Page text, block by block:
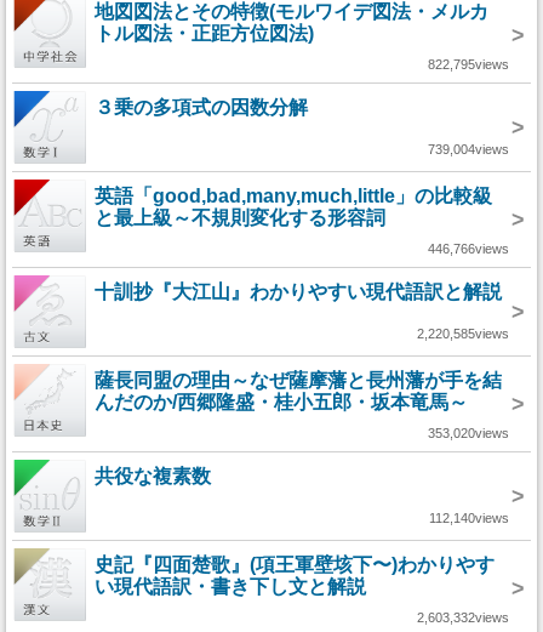
地図図法とその特徴(モルワイデ図法・メルカ
トル図法・正距方位図法)
>
822,795views
３乗の多項式の因数分解
>
739,004views
英語「good,bad,many,much,little」の比較級
と最上級～不規則変化する形容詞
>
446,766views
十訓抄『大江山』わかりやすい現代語訳と解説
>
2,220,585views
薩長同盟の理由～なぜ薩摩藩と長州藩が手を結
んだのか/西郷隆盛・桂小五郎・坂本竜馬～
>
353,020views
共役な複素数
>
112,140views
史記『四面楚歌』(項王軍壁垓下〜)わかりやす
い現代語訳・書き下し文と解説
>
2,603,332views